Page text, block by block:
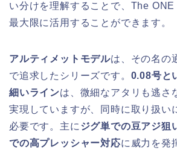
い分けを理解することで、The
最大限に活用することができます。
アルティメットモデルは、その名の
で追求したシリーズです。 0.08号と
細いラインは、微細なアタリも逃さ
実現していますが、同時に取り扱い
必要です。主に ジグ単での豆アジ狙
での高プレッシャー対応に威力を発